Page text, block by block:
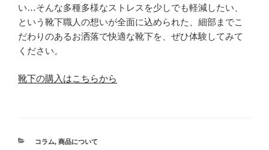
い…そんな多種多様なストレスを少しでも軽減したい、
という靴下職人の想いが全面に込められた、細部までこ
だわりのあるお洒落で快適な靴下を、ぜひ体験してみて
ください。
靴下の購入はこちらから
カ
コラム, 商品について